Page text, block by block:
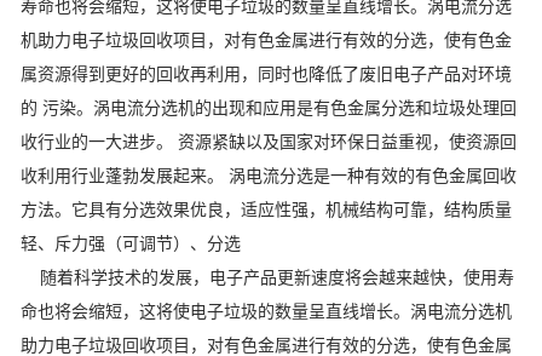
寿命也将会缩短，这将使电子垃圾的数量呈直线增长。涡电流分选
机助力电子垃圾回收项目，对有色金属进行有效的分选，使有色金
属资源得到更好的回收再利用，同时也降低了废旧电子产品对环境
的 污染。涡电流分选机的出现和应用是有色金属分选和垃圾处理回
收行业的一大进步。 资源紧缺以及国家对环保日益重视，使资源回
收利用行业蓬勃发展起来。 涡电流分选是一种有效的有色金属回收
方法。它具有分选效果优良，适应性强，机械结构可靠，结构质量
轻、斥力强（可调节）、分选
随着科学技术的发展，电子产品更新速度将会越来越快，使用寿
命也将会缩短，这将使电子垃圾的数量呈直线增长。涡电流分选机
助力电子垃圾回收项目，对有色金属进行有效的分选，使有色金属